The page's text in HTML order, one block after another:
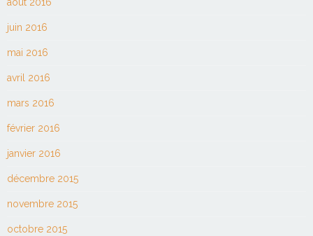
juin 2016
mai 2016
avril 2016
mars 2016
février 2016
janvier 2016
décembre 2015
novembre 2015
octobre 2015